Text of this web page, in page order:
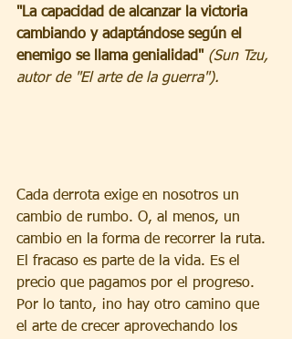
"La capacidad de alcanzar la victoria
cambiando y adaptándose según el
enemigo se llama genialidad" (Sun Tzu,
autor de "El arte de la guerra").
Cada derrota exige en nosotros un
cambio de rumbo. O, al menos, un
cambio en la forma de recorrer la ruta.
El fracaso es parte de la vida. Es el
precio que pagamos por el progreso.
Por lo tanto, ¡no hay otro camino que
el arte de crecer aprovechando los